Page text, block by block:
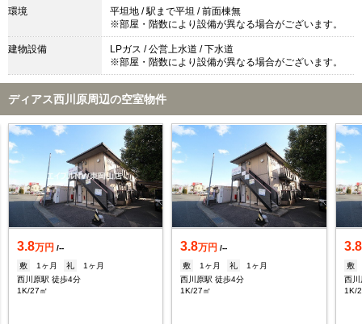
環境
平坦地 / 駅まで平坦 / 前面棟無
※部屋・階数により設備が異なる場合がございます。
建物設備
LPガス / 公営上水道 / 下水道
※部屋・階数により設備が異なる場合がございます。
ディアス西川原周辺の空室物件
3.8万円 /--
敷
1ヶ月 礼
1ヶ月
西川原駅 徒歩4分
1K/27㎡
3.8万円 /--
敷
1ヶ月 礼
1ヶ月
西川原駅 徒歩4分
1K/27㎡
3.8
敷
西川
1K/